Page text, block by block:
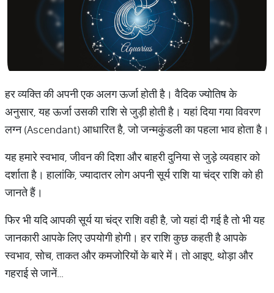
हर व्यक्ति की अपनी एक अलग ऊर्जा होती है। वैदिक ज्योतिष के
अनुसार, यह ऊर्जा उसकी राशि से जुड़ी होती है। यहां दिया गया विवरण
लग्न (Ascendant) आधारित है, जो जन्मकुंडली का पहला भाव होता है।
यह हमारे स्वभाव, जीवन की दिशा और बाहरी दुनिया से जुड़े व्यवहार को
दर्शाता है। हालांकि, ज्यादातर लोग अपनी सूर्य राशि या चंद्र राशि को ही
जानते हैं।
फिर भी यदि आपकी सूर्य या चंद्र राशि वही है, जो यहां दी गई है तो भी यह
जानकारी आपके लिए उपयोगी होगी। हर राशि कुछ कहती है आपके
स्वभाव, सोच, ताकत और कमजोरियों के बारे में। तो आइए, थोड़ा और
गहराई से जानें…